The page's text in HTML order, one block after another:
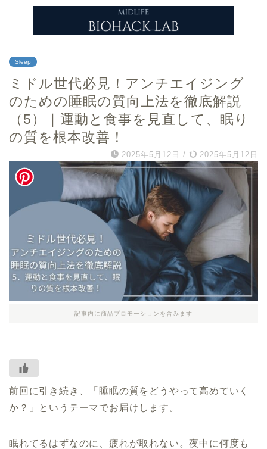
Sleep
ミドル世代必見！アンチエイジング
のための睡眠の質向上法を徹底解説
（5）｜運動と食事を見直して、眠り
の質を根本改善！
2025年5月12日 / 2025年5月12日
記事内に商品プロモーションを含みます
前回に引き続き、「睡眠の質をどうやって高めていく
か？」というテーマでお届けします。
眠れてるはずなのに、疲れが取れない。夜中に何度も